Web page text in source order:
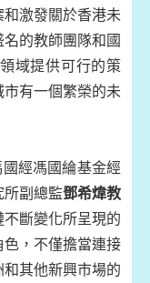
激發關於香港未
的教師團隊和國
域提供可行的策
有一個繁榮的未
經馮國綸基金經
副總監鄧希煒教
斷變化所呈現的
，不僅擔當連接
其他新興市場的